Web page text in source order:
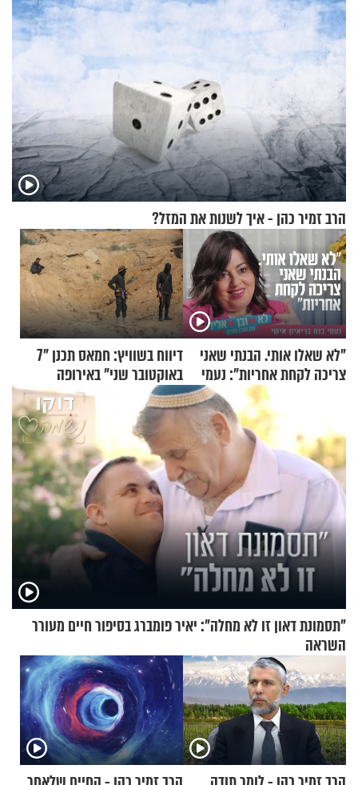
הרב זמיר כהן - איך לשנות את המזל?
"לא שאלו אותי. הבנתי שאני
צריכה לקחת אחריות": נעמי
בנט בריאיון אישי
דיווח בשוויץ: חמאס תכנן "7
באוקטובר שני" באירופה
"תסמונת דאון זו לא מחלה": יאיר פומברג בסיפור חיים מעורר
השראה